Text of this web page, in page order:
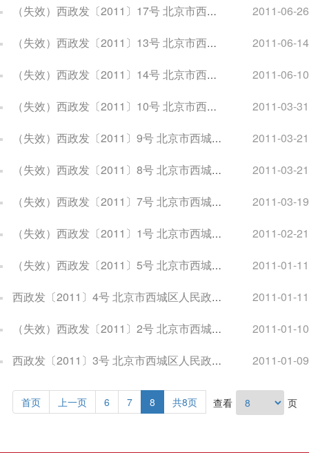
（失效）西政发〔2011〕17号 北京市西城区人民政府关于印发北京市西城区促进旅游业发展实施意见的通知
2011-06-26
（失效）西政发〔2011〕13号 北京市西城区人民政府关于印发北京市西城区学前教育三年行动计划的通知
2011-06-14
（失效）西政发〔2011〕14号 北京市西城区人民政府关于印发北京市西城区统筹推进“菜篮子”系统工程建设保障市场供应意见的通知
2011-06-10
（失效）西政发〔2011〕10号 北京市西城区人民政府关于优化促进就业政策进一步做好就业工作的通知
2011-03-31
（失效）西政发〔2011〕9号 北京市西城区人民政府关于印发北京市西城区违法建设行政强制执行办法的通知
2011-03-21
（失效）西政发〔2011〕8号 北京市西城区人民政府关于印发北京市西城区行政服务事项办理规范的通知
2011-03-21
（失效）西政发〔2011〕7号 北京市西城区人民政府关于印发北京市西城区建设法治型和服务型政府构建智慧型行政服务体系指导意见的通知
2011-03-19
（失效）西政发〔2011〕1号 北京市西城区人民政府关于印发北京市西城区2011年人口和计划生育工作要点的通知
2011-02-21
（失效）西政发〔2011〕5号 北京市西城区人民政府关于印发西城区人大代表建议政协委员提案办理工作办法的通知
2011-01-11
西政发〔2011〕4号 北京市西城区人民政府关于印发西城区行政强制执行办法的通知
2011-01-11
（失效）西政发〔2011〕2号 北京市西城区人民政府关于印发西城区行政规范性文件管理规定的通知
2011-01-10
西政发〔2011〕3号 北京市西城区人民政府关于印发西城区赔偿案件管理规定的通知
2011-01-09
首页 上一页 6 7 8 共8页 查看 页